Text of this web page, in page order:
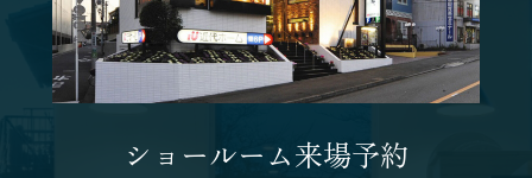
ショールーム来場予約